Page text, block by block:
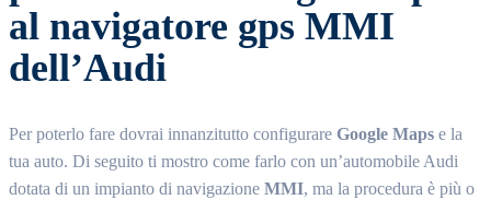
al navigatore gps MMI
dell’Audi
Per poterlo fare dovrai innanzitutto configurare Google Maps e la
tua auto. Di seguito ti mostro come farlo con un’automobile Audi
dotata di un impianto di navigazione MMI, ma la procedura è più o